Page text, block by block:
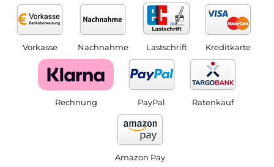
Vorkasse Nachnahme Lastschrift Kreditkarte
Rechnung PayPal Ratenkauf
Amazon Pay